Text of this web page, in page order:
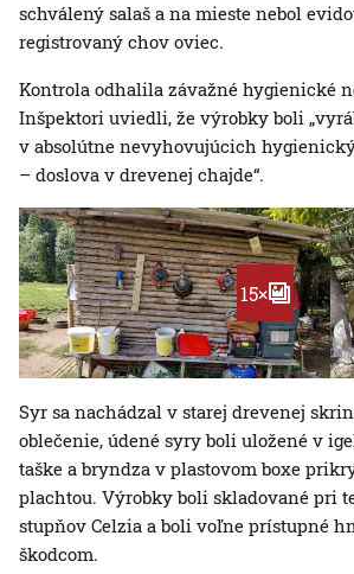
schválený salaš a na mieste nebol
registrovaný chov oviec.
Kontrola odhalila závažné hygienické
Inšpektori uviedli, že výrobky boli
v absolútne nevyhovujúcich
– doslova v drevenej chajde“.
15×
Syr sa nachádzal v starej drevenej
oblečenie, údené syry boli uložené v
taške a bryndza v plastovom boxe
plachtou. Výrobky boli skladované pri
stupňov Celzia a boli voľne prístupné
škodcom.